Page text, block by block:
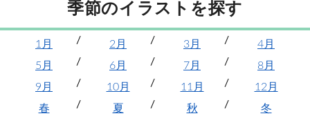
季節のイラストを探す
1月 2月 3月
4月
5月
6月 7月
8月
9月
10月 11月
12月
春
夏 秋 冬